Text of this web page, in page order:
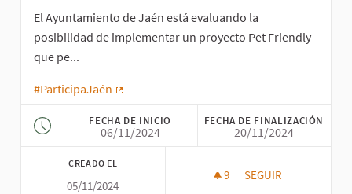
El Ayuntamiento de Jaén está evaluando la
posibilidad de implementar un proyecto Pet Friendly
que pe...
#ParticipaJaén
FECHA DE INICIO
06/11/2024
FECHA DE FINALIZACIÓN
20/11/2024
CREADO EL
05/11/2024
9 9 SEGUIDORAS
SEGUIR